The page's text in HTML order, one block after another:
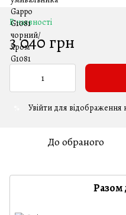
В наявності
3 040 грн
Увійти для відображення
До обраного